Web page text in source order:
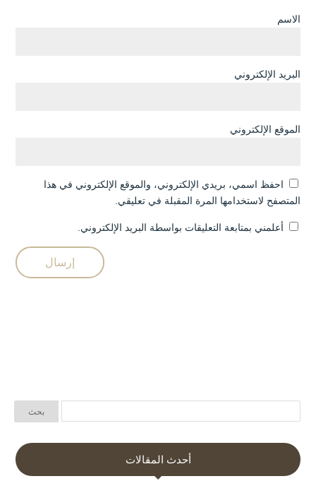
الاسم
البريد الإلكتروني
الموقع الإلكتروني
احفظ اسمي، بريدي الإلكتروني، والموقع الإلكتروني في هذا
المتصفح لاستخدامها المرة المقبلة في تعليقي.
أعلمني بمتابعة التعليقات بواسطة البريد الإلكتروني.
أحدث المقالات